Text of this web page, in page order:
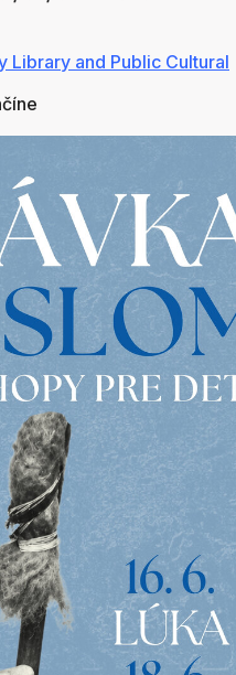
Library and Public Cultural